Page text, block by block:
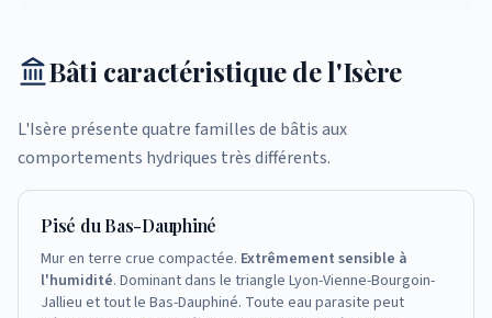
Bâti caractéristique de l'Isère
L'Isère présente quatre familles de bâtis aux
comportements hydriques très différents.
Pisé du Bas-Dauphiné
Mur en terre crue compactée. Extrêmement sensible à
l'humidité. Dominant dans le triangle Lyon-Vienne-Bourgoin-
Jallieu et tout le Bas-Dauphiné. Toute eau parasite peut